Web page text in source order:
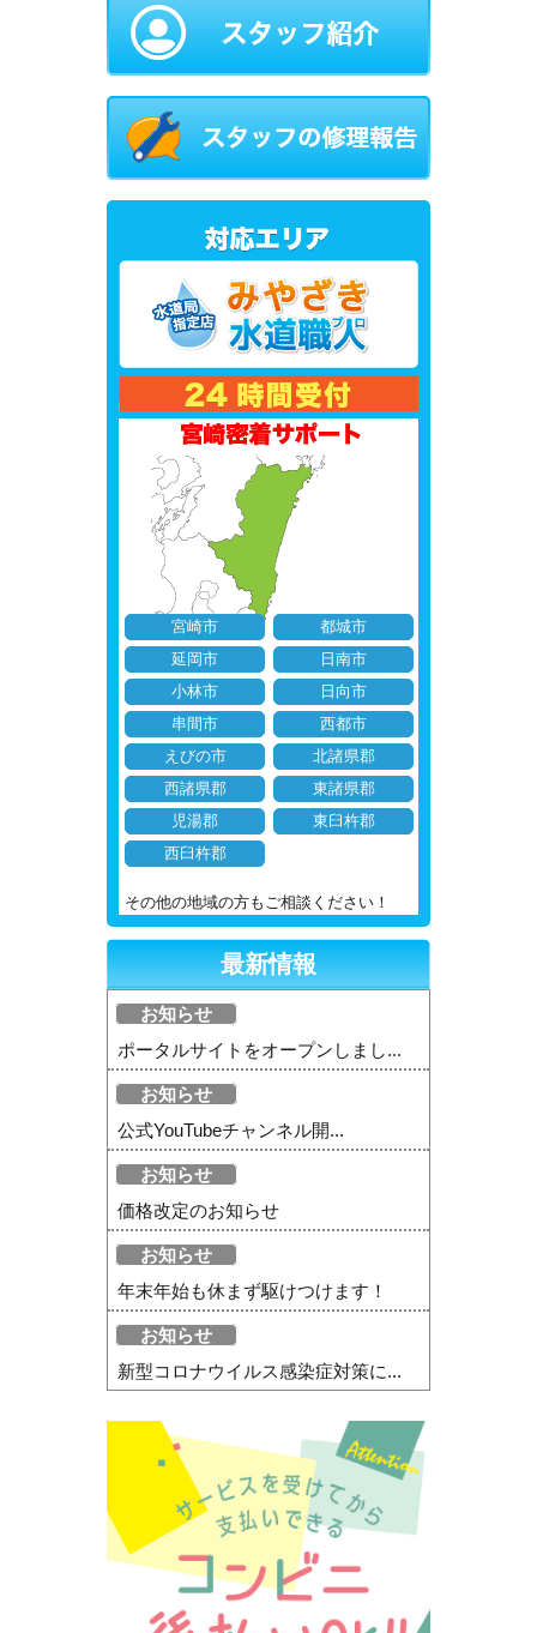
宮崎市
都城市
延岡市
日南市
小林市
日向市
串間市
西都市
えびの市
北諸県郡
西諸県郡
東諸県郡
児湯郡
東臼杵郡
西臼杵郡
その他の地域の方もご相談ください！
最新情報
お知らせ
ポータルサイトをオープンしまし...
お知らせ
公式YouTubeチャンネル開...
お知らせ
価格改定のお知らせ
お知らせ
年末年始も休まず駆けつけます！
お知らせ
新型コロナウイルス感染症対策に...